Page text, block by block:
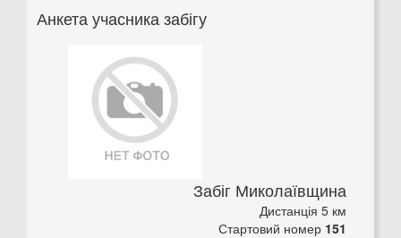
Анкета учасника забігу
Забіг Миколаївщина
Дистанція 5 км
Стартовий номер 151